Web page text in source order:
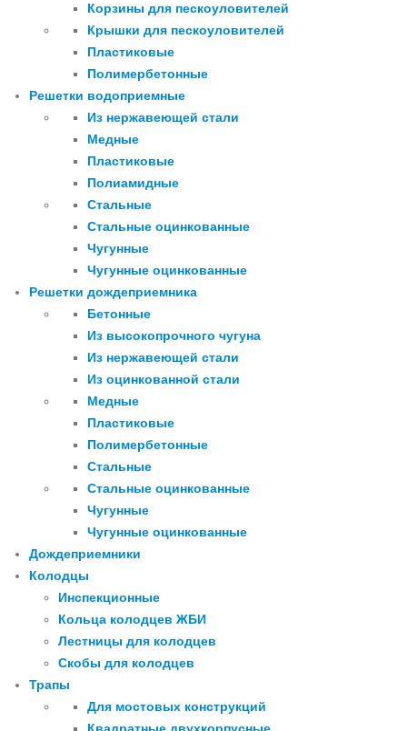
Корзины для пескоуловителей
Крышки для пескоуловителей
Пластиковые
Полимербетонные
Решетки водоприемные
Из нержавеющей стали
Медные
Пластиковые
Полиамидные
Стальные
Стальные оцинкованные
Чугунные
Чугунные оцинкованные
Решетки дождеприемника
Бетонные
Из высокопрочного чугуна
Из нержавеющей стали
Из оцинкованной стали
Медные
Пластиковые
Полимербетонные
Стальные
Стальные оцинкованные
Чугунные
Чугунные оцинкованные
Дождеприемники
Колодцы
Инспекционные
Кольца колодцев ЖБИ
Лестницы для колодцев
Скобы для колодцев
Трапы
Для мостовых конструкций